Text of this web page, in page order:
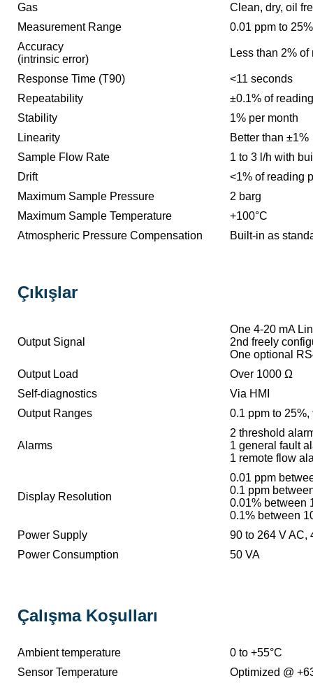
Gas
Clean, dry, oil
Measurement Range
0.01 ppm to
Accuracy
(intrinsic error)
Less than 2% of
Response Time (T90)
<11 seconds
Repeatability
±0.1% of reading
Stability
1% per month
Linearity
Better than ±1%
Sample Flow Rate
1 to 3 l/h with
Drift
<1% of reading
Maximum Sample Pressure
2 barg
Maximum Sample Temperature
+100°C
Atmospheric Pressure Compensation
Built-in as
Çıkışlar
Output Signal
One 4-20 mA
2nd freely
One optional
Output Load
Over 1000 Ω
Self-diagnostics
Via HMI
Output Ranges
0.1 ppm to
Alarms
2 threshold
1 general fault
1 remote flow
Display Resolution
0.01 ppm
0.1 ppm
0.01% between
0.1% between
Power Supply
90 to 264 V AC,
Power Consumption
50 VA
Çalışma Koşulları
Ambient temperature
0 to +55°C
Sensor Temperature
Optimized @